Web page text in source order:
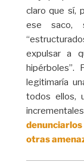
claro que sí,
ese saco,
expulsar a
legitimaría
todos ellos,
otras